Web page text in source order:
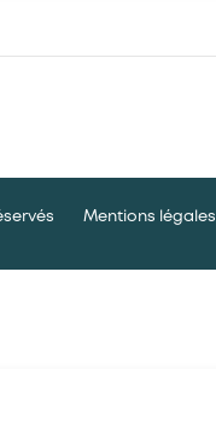
Mentions légales